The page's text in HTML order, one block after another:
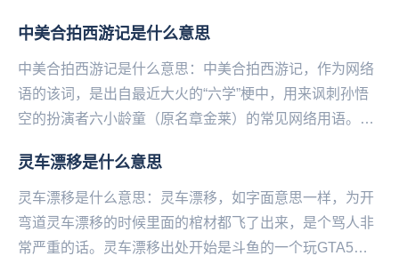
中美合拍西游记是什么意思
中美合拍西游记是什么意思：中美合拍西游记，作为网络
语的该词，是出自最近大火的“六学”梗中，用来讽刺孙悟
空的扮演者六小龄童（原名章金莱）的常见网络用语。而
灵车漂移是什么意思
灵车漂移是什么意思：灵车漂移，如字面意思一样，为开
弯道灵车漂移的时候里面的棺材都飞了出来，是个骂人非
常严重的话。灵车漂移出处开始是斗鱼的一个玩GTA5的